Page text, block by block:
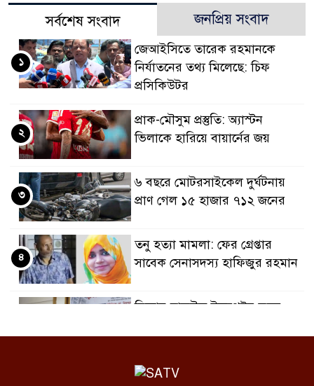
সর্বশেষ সংবাদ জনপ্রিয় সংবাদ
জেআইসিতে তারেক রহমানকে
নির্যাতনের তথ্য মিলেছে: চিফ
প্রসিকিউটর
১
প্রাক-মৌসুম প্রস্তুতি: অ্যাস্টন
ভিলাকে হারিয়ে বায়ার্নের জয়
২
৬ বছরে মোটরসাইকেল দুর্ঘটনায়
প্রাণ গেল ১৫ হাজার ৭১২ জনের
৩
তনু হত্যা মামলা: ফের গ্রেপ্তার
সাবেক সেনাসদস্য হাফিজুর রহমান
৪
রিহ্যাব-রাজউক ইন্সপেক্টর-ভবন
রাজনৈতিক সম্পৃক্ততা যেন চিকিৎসা